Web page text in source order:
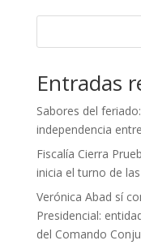
Entradas
Sabores del
independencia
Fiscalía Cierra
inicia el turno de
Verónica Abad sí
Presidencial:
del Comando